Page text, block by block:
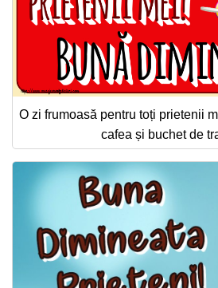
O zi frumoasă pentru toți prietenii
cafea și buchet de